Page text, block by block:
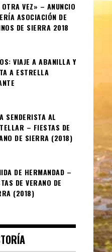
VEZ» – ANUNCIO
ASOCIACIÓN DE
DE SIERRA 2018
VIAJE A ABANILLA Y
A ESTRELLA
SENDERISTA AL
– FIESTAS DE
DE SIERRA (2018)
DE HERMANDAD –
DE VERANO DE
(2018)